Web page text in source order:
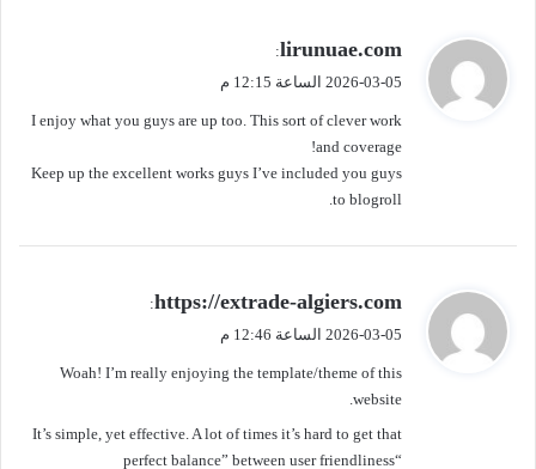
ي
ل
lirunuae.com
:
2026-03-05 الساعة 12:15 م
I enjoy what you guys are up too. This sort of clever work
and coverage!
Keep up the excellent works guys I’ve included you guys
to blogroll.
ي
ل
https://extrade-algiers.com
:
2026-03-05 الساعة 12:46 م
Woah! I’m really enjoying the template/theme of this
website.
It’s simple, yet effective. A lot of times it’s hard to get that
“perfect balance” between user friendliness